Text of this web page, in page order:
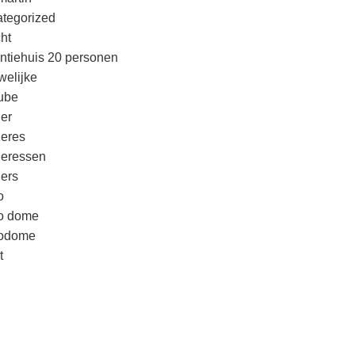
20 personen
dome